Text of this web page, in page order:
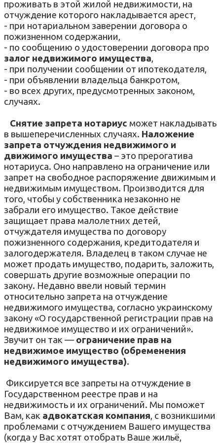
проживать в этой жилой недвижимости, на
отчуждение которого накладывается арест,
- при нотариальном заверении договора о
пожизненном содержании,
- по сообщению о удостоверении договора про
залог недвижимого имущества,
- при получении сообщении от ипотекодателя,
- при объявлении владельца банкротом,
- во всех других, предусмотренных законом,
случаях.
Снятие запрета нотариус может накладывать
в вышеперечисленных случаях. Наложение
запрета отчуждения недвижимого и
движимого имущества – это прерогатива
нотариуса. Оно направлено на ограничение или
запрет на свободное распоряжение движимым и
недвижимым имуществом. Производится для
того, чтобы у собственника незаконно не
забрали его имущество. Такое действие
защищает права малолетних детей,
отчуждателя имущества по договору
пожизненного содержания, кредитодателя и
залогодержателя. Владелец в таком случае не
может продать имущество, подарить, заложить,
совершать другие возможные операции по
закону. Недавно ввели новый термин
относительно запрета на отчуждение
недвижимого имущества, согласно украинскому
закону«О государственной регистрации прав на
недвижимое имущество и их ограничений».
Звучит он так — ограничение прав на
недвижимое имущество (обременения
недвижимого имущества).
Фиксируется все запреты на отчуждение в
Государственном реестре прав и на
недвижимость и их ограничений. Мы поможет
Вам, как адвокатская компания, с возникшими
проблемами с отчуждением Вашего имущества
(когда у Вас хотят отобрать Ваше жильё,